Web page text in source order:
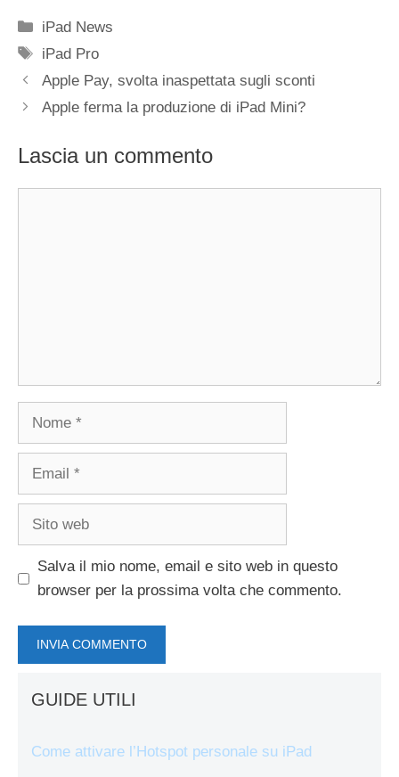
Categorie
iPad News
Tag
iPad Pro
Apple Pay, svolta inaspettata sugli sconti
Apple ferma la produzione di iPad Mini?
Lascia un commento
Nome
Email
Sito
Salva il mio nome, email e sito web in questo
browser per la prossima volta che commento.
GUIDE UTILI
Come attivare l’Hotspot personale su iPad